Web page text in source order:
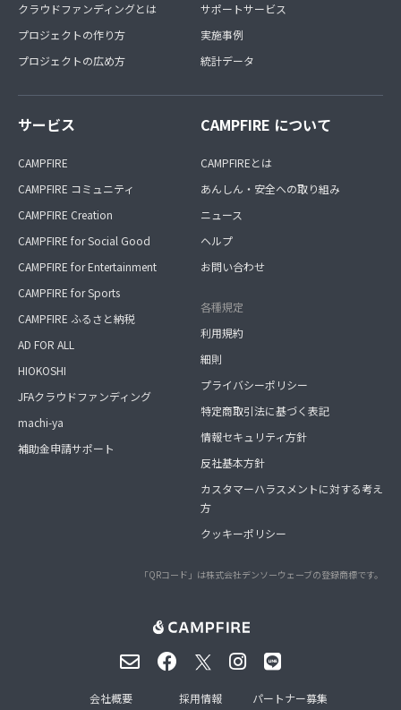
クラウドファンディングとは
プロジェクトの作り方
プロジェクトの広め方
サポートサービス
実施事例
統計データ
サービス
CAMPFIRE
CAMPFIRE コミュニティ
CAMPFIRE Creation
CAMPFIRE for Social Good
CAMPFIRE for Entertainment
CAMPFIRE for Sports
CAMPFIRE ふるさと納税
AD FOR ALL
HIOKOSHI
JFAクラウドファンディング
machi-ya
補助金申請サポート
CAMPFIRE について
CAMPFIREとは
あんしん・安全への取り組み
ニュース
ヘルプ
お問い合わせ
各種規定
利用規約
細則
プライバシーポリシー
特定商取引法に基づく表記
情報セキュリティ方針
反社基本方針
カスタマーハラスメントに対する考え
方
クッキーポリシー
「QRコード」は株式会社デンソーウェーブの登録商標です。
会社概要 採用情報 パートナー募集